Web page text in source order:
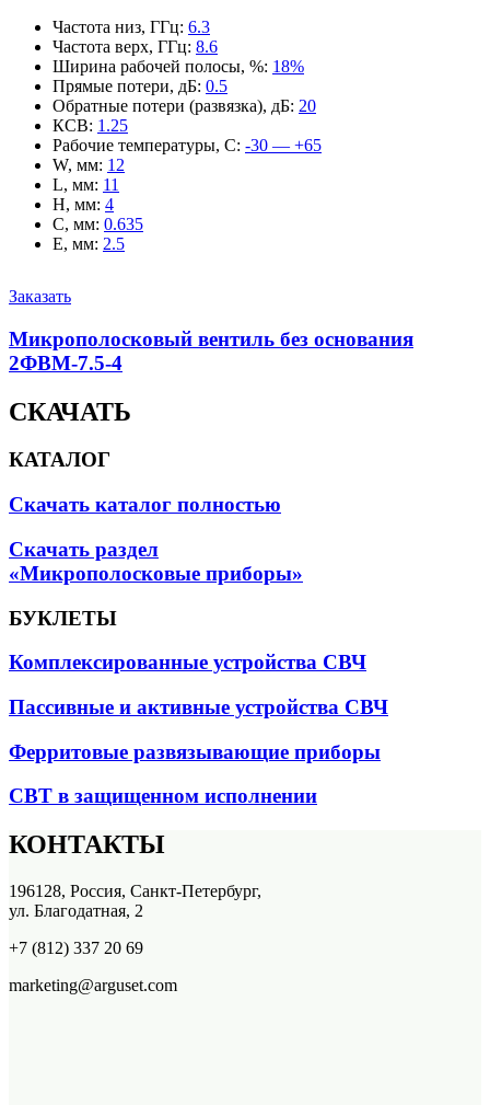
Частота низ, ГГц: 6.3
Частота верх, ГГц: 8.6
Ширина рабочей полосы, %: 18%
Прямые потери, дБ: 0.5
Обратные потери (развязка), дБ: 20
КСВ: 1.25
Рабочие температуры, С: -30 — +65
W, мм: 12
L, мм: 11
H, мм: 4
C, мм: 0.635
E, мм: 2.5
Заказать
Микрополосковый вентиль без основания
2ФВМ-7.5-4
СКАЧАТЬ
КАТАЛОГ
Скачать каталог полностью
Скачать раздел
«Микрополосковые приборы»
БУКЛЕТЫ
Комплексированные устройства СВЧ
Пассивные и активные устройства СВЧ
Ферритовые развязывающие приборы
СВТ в защищенном исполнении
КОНТАКТЫ
196128, Россия, Санкт-Петербург,
ул. Благодатная, 2
+7 (812) 337 20 69
marketing@arguset.com